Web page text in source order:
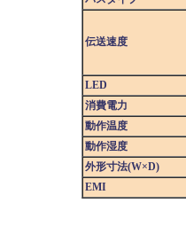
伝送速度
LED
消費電力
動作温度
動作湿度
外形寸法(W×D)
EMI